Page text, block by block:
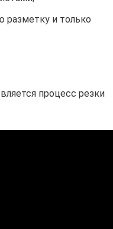
разметку и только
процесс резки